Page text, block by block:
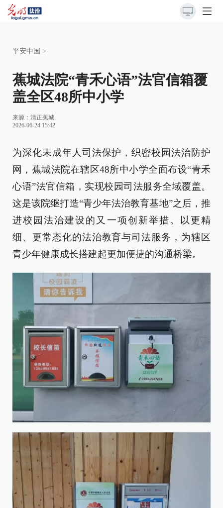
平安中国 >
蕉城法院“青禾心语”法官信箱覆
盖全区48所中小学
来源： 清正蕉城
2026-06-24 15:42
为深化未成年人司法保护，织密校园法治防护
网，蕉城法院在辖区48所中小学全面布设“青禾
心语”法官信箱，实现校园司法服务全域覆盖。
这是该院继打造“青少年法治教育基地”之后，推
进校园法治建设的又一项创新举措。以更精
细、更常态化的法治教育与司法服务，为辖区
青少年健康成长搭建起更加便捷的沟通桥梁。